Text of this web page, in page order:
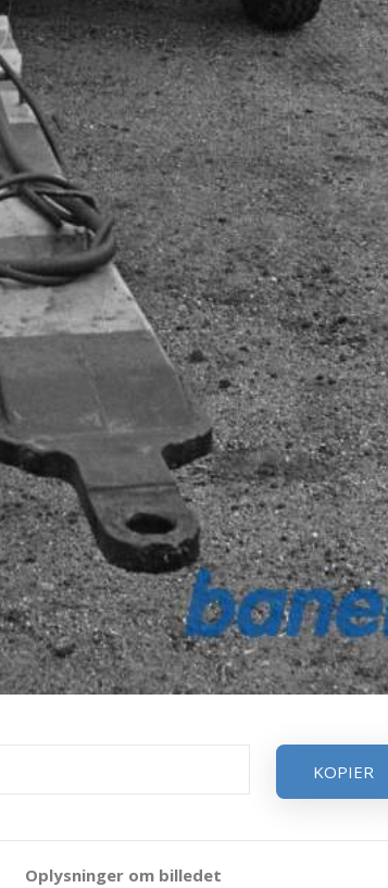
KOPIER
Oplysninger om billedet